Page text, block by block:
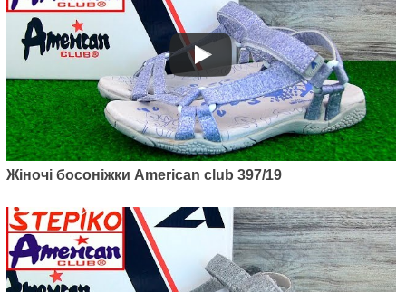
Артикул: 395/19
Жіночі босоніжки American club
395/19
795грн.
Жіночі босоніжки American club 397/19